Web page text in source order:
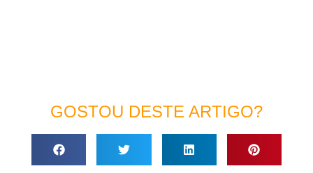
GOSTOU DESTE ARTIGO?